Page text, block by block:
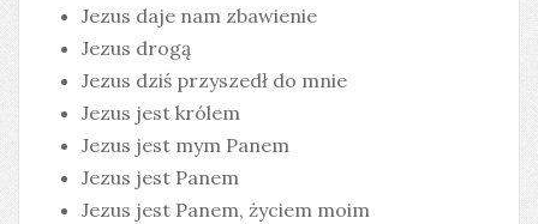
Jezus daje nam zbawienie
Jezus drogą
Jezus dziś przyszedł do mnie
Jezus jest królem
Jezus jest mym Panem
Jezus jest Panem
Jezus jest Panem, życiem moim